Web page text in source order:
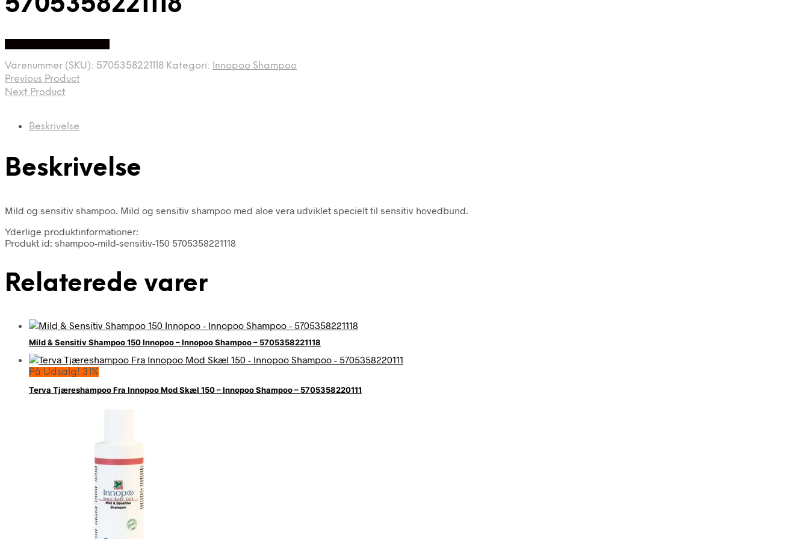
5705358221118
Varenummer (SKU): 5705358221118 Kategori: Innopoo Shampoo
Previous Product
Next Product
Beskrivelse
Beskrivelse
Mild og sensitiv shampoo. Mild og sensitiv shampoo med aloe vera udviklet specielt til sensitiv hovedbund.
Yderlige produktinformationer:
Produkt id: shampoo-mild-sensitiv-150 5705358221118
Relaterede varer
Mild & Sensitiv Shampoo 150 Innopoo – Innopoo Shampoo – 5705358221118
På Udsalg! 31%
Terva Tjæreshampoo Fra Innopoo Mod Skæl 150 – Innopoo Shampoo – 5705358220111